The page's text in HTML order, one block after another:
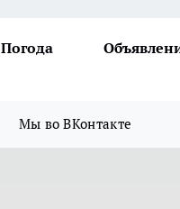
Погода
Мы во ВКонтакте